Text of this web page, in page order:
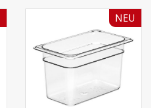
NEU